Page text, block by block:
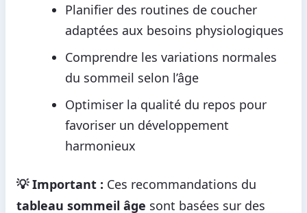
Planifier des routines de coucher
adaptées aux besoins physiologiques
Comprendre les variations normales
du sommeil selon l’âge
Optimiser la qualité du repos pour
favoriser un développement
harmonieux
💡 Important : Ces recommandations du
tableau sommeil âge sont basées sur des